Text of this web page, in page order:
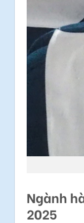
Ngành
2025